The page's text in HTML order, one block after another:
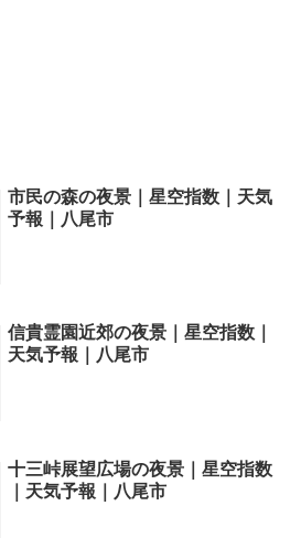
市民の森の夜景｜星空指数｜天気
予報｜八尾市
信貴霊園近郊の夜景｜星空指数｜
天気予報｜八尾市
十三峠展望広場の夜景｜星空指数
｜天気予報｜八尾市